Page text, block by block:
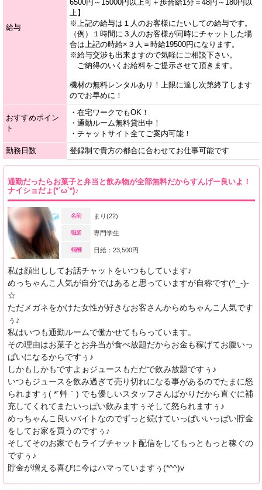
給与
6500円～15000円以上可＋歩合給1分＝48円～180円以
上】
※上記の給与は１人のお客様にたいしての給与です。
（例）１時間に３人のお客様が同時にチャットした場
合は上記の時給×３人＝時給19500円になります。
※給与交渉も出来ますので気軽にご相談下さい。
ご納得のいくお給料をご提示させて頂きます。
機材の無料レンタルあり！上限に達し次第終了します
のでお早めに！
おすすめポイン
ト
・在宅ワークでもOK！
・通勤ルーム無料貸出中！
・チャットサイト全てご案内可能！
勤務日数
登録制で貴方の都合に合わせてお仕事可能です
通勤だったらお菓子と弁当と飲み物が全部無料だからすんげー良いよ！
ナイショだょ(*´ω`*)♪
名前 まり(22)
職業 専門学生
報酬 日給：23,500円
私は顔出ししてお話チャットをいつもしています♪
めっちゃんこ人気が自分ではあると思っていますが自称です(^_-)-
☆
ただメガネをかけた女性が好きなお客さんからめちゃんこ人気です
ぅ♪
私はいつも通勤ルームで働かせてもらっています。
その理由はお菓子とお弁当が食べ放題だからお金も稼げてお腹いっ
ぱいになるからですぅ♪
しかもしかもですよぉジュースもただで飲み放題ですぅ♪
いつもジュースを飲み過ぎて売り切れになる事があるのでたまに怒
られますぅ( *´艸｀) でも優しいスタッフさんばかりだから直ぐに補
充してくれてまたいっぱい飲みますぅそして怒られますぅ♪
めっちゃんこ良いバイトなのでずっと続けていっぱいいっぱい貯金
をしてお家を買うのですぅ♪
そしてそのお家でもライブチャット配信をしてもっともっと稼ぐの
ですぅ♪
貯金が増える喜びに今はハマっていますぅ(*^^)v